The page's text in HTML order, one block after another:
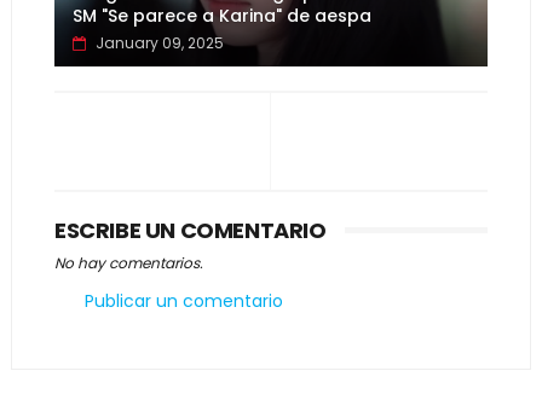
SM "Se parece a Karina" de aespa
January 09, 2025
ESCRIBE UN COMENTARIO
No hay comentarios.
Publicar un comentario